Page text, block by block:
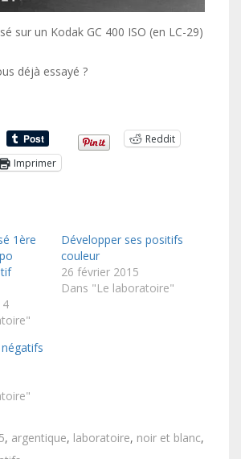
sur un Kodak GC 400 ISO (en LC-29)
déjà essayé ?
Reddit
Imprimer
1ère
Développer ses positifs
couleur
26 février 2015
Dans "Le laboratoire"
, argentique, laboratoire, noir et blanc,